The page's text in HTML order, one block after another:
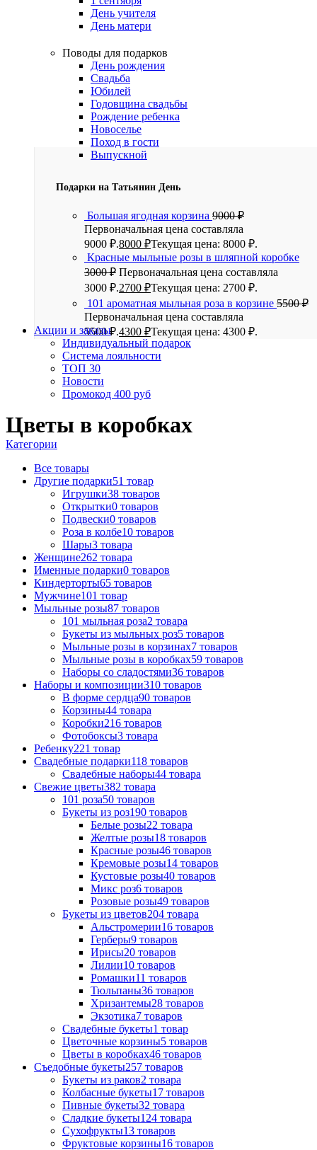
День учителя
День матери
Поводы для подарков
День рождения
Свадьба
Юбилей
Годовщина свадьбы
Рождение ребенка
Новоселье
Поход в гости
Выпускной
Подарки на Татьянин День
Большая ягодная корзина 9000₽
Первоначальная цена составляла
9000 ₽.8000 ₽Текущая цена: 8000 ₽.
Красные мыльные розы в шляпной коробке
3000₽ Первоначальная цена составляла
3000 ₽.2700 ₽Текущая цена: 2700 ₽.
101 ароматная мыльная роза в корзине 5500₽
Первоначальная цена составляла
5500 ₽.4300 ₽Текущая цена: 4300 ₽.
Акции и заказы
Индивидуальный подарок
Система лояльности
ТОП 30
Новости
Промокод 400 руб
Цветы в коробках
Категории
Все товары
Другие подарки51 товар
Игрушки38 товаров
Открытки0 товаров
Подвески0 товаров
Роза в колбе10 товаров
Шары3 товара
Женщине262 товара
Именные подарки0 товаров
Киндерторты65 товаров
Мужчине101 товар
Мыльные розы87 товаров
101 мыльная роза2 товара
Букеты из мыльных роз5 товаров
Мыльные розы в корзинах7 товаров
Мыльные розы в коробках59 товаров
Наборы со сладостями36 товаров
Наборы и композиции310 товаров
В форме сердца90 товаров
Корзины44 товара
Коробки216 товаров
Фотобоксы3 товара
Ребенку221 товар
Свадебные подарки118 товаров
Свадебные наборы44 товара
Свежие цветы382 товара
101 роза50 товаров
Букеты из роз190 товаров
Белые розы22 товара
Желтые розы18 товаров
Красные розы46 товаров
Кремовые розы14 товаров
Кустовые розы40 товаров
Микс роз6 товаров
Розовые розы49 товаров
Букеты из цветов204 товара
Альстромерии16 товаров
Герберы9 товаров
Ириcы20 товаров
Лилии10 товаров
Ромашки11 товаров
Тюльпаны36 товаров
Хризантемы28 товаров
Экзотика7 товаров
Свадебные букеты1 товар
Цветочные корзины5 товаров
Цветы в коробках46 товаров
Съедобные букеты257 товаров
Букеты из раков2 товара
Колбасные букеты17 товаров
Пивные букеты32 товара
Сладкие букеты124 товара
Сухофрукты13 товаров
Фруктовые корзины16 товаров